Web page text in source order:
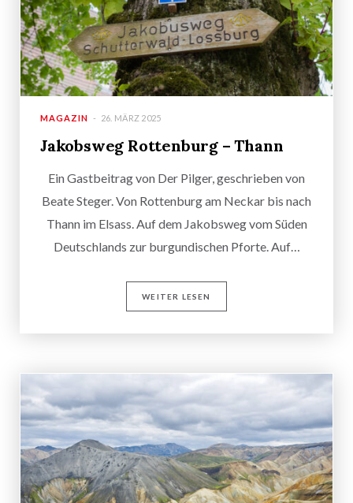
MAGAZIN 26. MÄRZ 2025
Jakobsweg Rottenburg – Thann
Ein Gastbeitrag von Der Pilger, geschrieben von
Beate Steger. Von Rottenburg am Neckar bis nach
Thann im Elsass. Auf dem Jakobsweg vom Süden
Deutschlands zur burgundischen Pforte. Auf…
WEITER LESEN